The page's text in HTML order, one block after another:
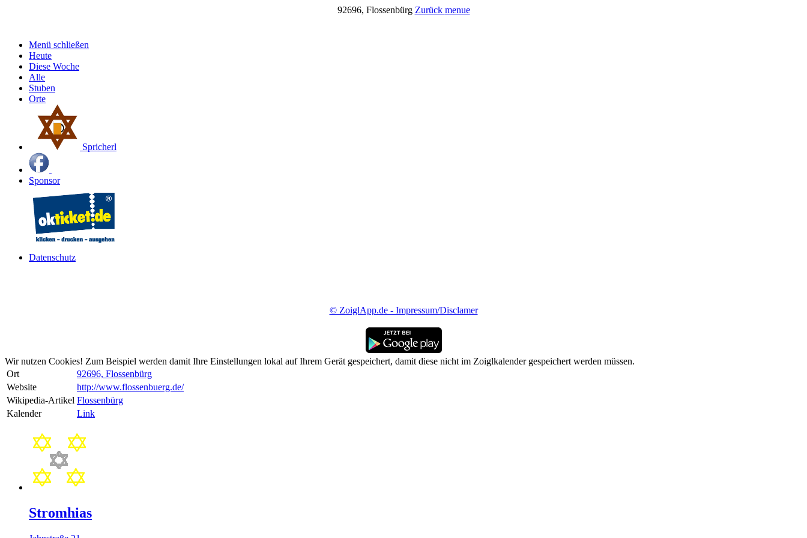
92696, Flossenbürg Zurück menue
Menü schließen
Heute
Diese Woche
Alle
Stuben
Orte
Spricherl
Sponsor
Datenschutz
© ZoiglApp.de - Impressum/Disclamer
Wir nutzen Cookies! Zum Beispiel werden damit Ihre Einstellungen lokal auf Ihrem Gerät gespeichert, damit diese nicht im Zoiglkalender gespeichert werden müssen.
Ort
92696, Flossenbürg
Website
http://www.flossenbuerg.de/
Wikipedia-Artikel Flossenbürg
Kalender
Link
Stromhias